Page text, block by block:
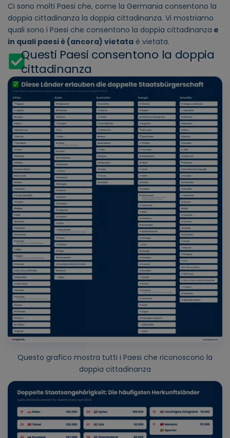
Ci sono molti Paesi che, come la Germania consentono la
doppia cittadinanza la doppia cittadinanza. Vi mostriamo
quali sono i Paesi che consentono la doppia cittadinanza e
in quali paesi è (ancora) vietata è vietata.
Questi Paesi consentono la doppia
cittadinanza
Questo grafico mostra tutti i Paesi che riconoscono la
doppia cittadinanza